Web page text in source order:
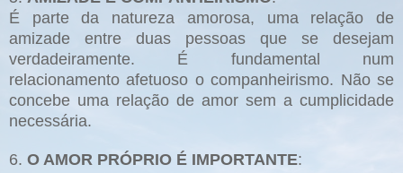
É parte da natureza amorosa, uma relação de
amizade entre duas pessoas que se desejam
verdadeiramente. É fundamental num
relacionamento afetuoso o companheirismo. Não se
concebe uma relação de amor sem a cumplicidade
necessária.
6. O AMOR PRÓPRIO É IMPORTANTE: